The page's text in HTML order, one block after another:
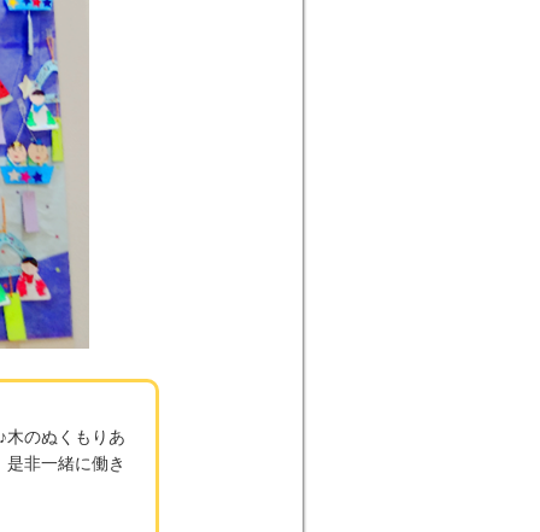
木のぬくもりあ
非一緒に働き